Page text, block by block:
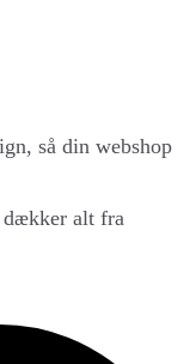
så din webshop
dækker alt fra